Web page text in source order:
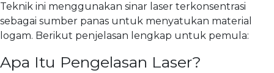
Teknik ini menggunakan sinar laser terkonsentrasi
sebagai sumber panas untuk menyatukan material
logam. Berikut penjelasan lengkap untuk pemula:
Apa Itu Pengelasan Laser?